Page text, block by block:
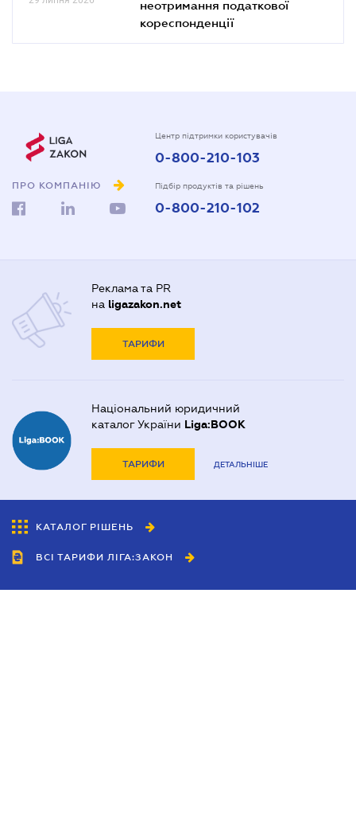
неотримання податкової
кореспонденції
ПРО КОМПАНІЮ
Центр підтримки користувачів
0-800-210-103
Підбір продуктів та рішень
0-800-210-102
Реклама та PR
на ligazakon.net
ТАРИФИ
Національний юридичний
каталог України Liga:BOOK
ТАРИФИ ДЕТАЛЬНІШЕ
КАТАЛОГ РІШЕНЬ
ВСІ ТАРИФИ ЛІГА:ЗАКОН